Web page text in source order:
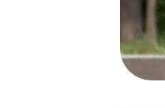
Todos os
Explore o nosso
Departamento
Para simplificar os